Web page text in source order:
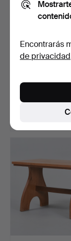
RECTANGULAR
tablero de …
5 días
Encontrarás
de privacidad